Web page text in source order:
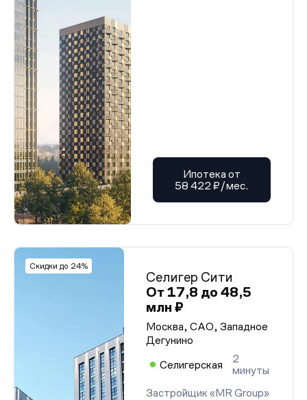
Ипотека от
58 422 ₽/мес.
Скидки до 24%
Селигер Сити
От 17,8 до 48,5
млн ₽
Москва, САО, Западное
Дегунино
Селигерская
2
минуты
Застройщик «MR Group»